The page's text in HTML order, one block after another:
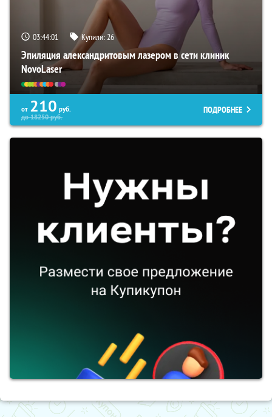
03:44:00 Купили:26
Эпиляция александритовым лазером в сети клиник
NovoLaser
от 210 руб.
до18250руб.
ПОДРОБНЕЕ